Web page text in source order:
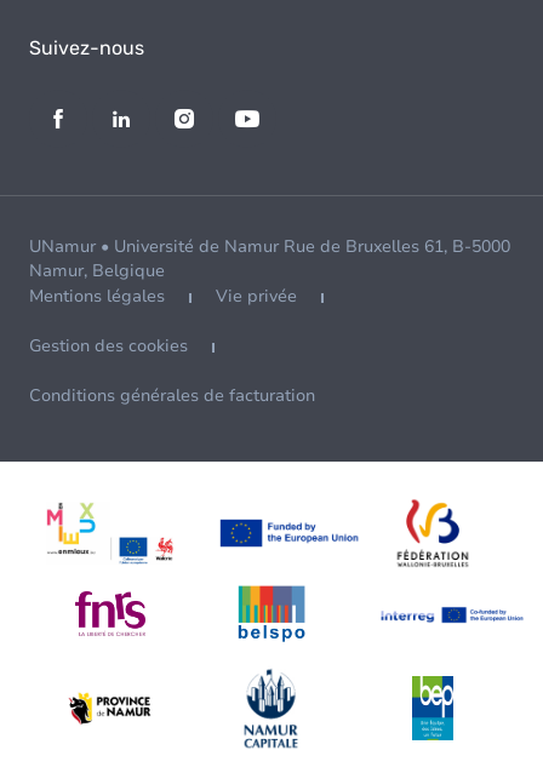
Suivez-nous
UNamur • Université de Namur Rue de Bruxelles 61, B-5000
Namur, Belgique
Mentions légales
Vie privée
Gestion des cookies
Conditions générales de facturation